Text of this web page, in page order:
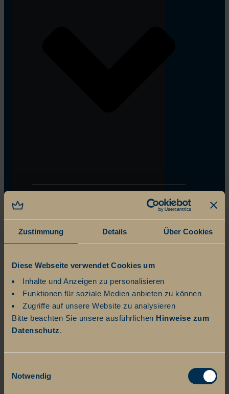
Zustimmung Details Über Cookies
Diese Webseite verwendet Cookies um
Inhalte und Anzeigen zu personalisieren
Funktionen für soziale Medien anbieten zu können
Zugriffe auf unsere Website zu analysieren
Bitte beachten Sie unsere ausführlichen Hinweise zum
Datenschutz.
Notwendig